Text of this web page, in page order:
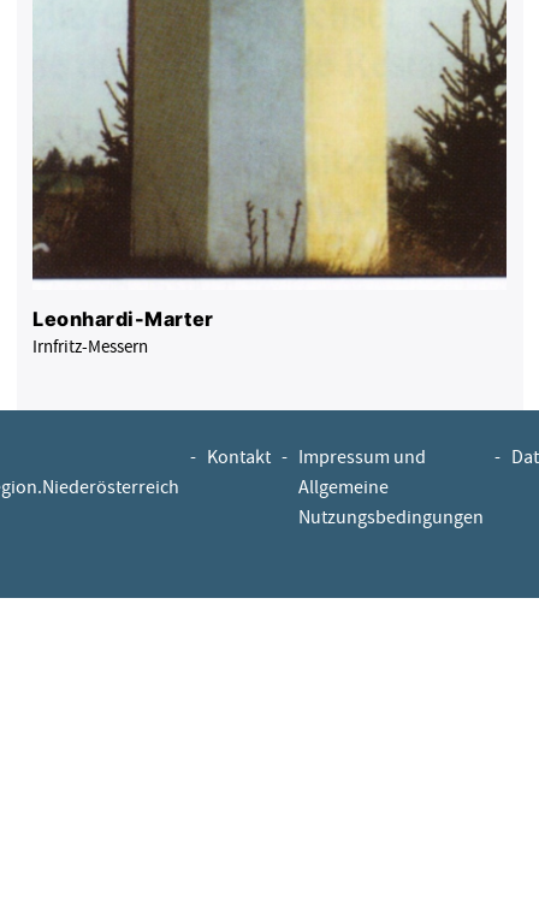
Leonhardi-Marter
Irnfritz-Messern
- Kontakt - Impressum und
Allgemeine
Nutzungsbedingungen
-